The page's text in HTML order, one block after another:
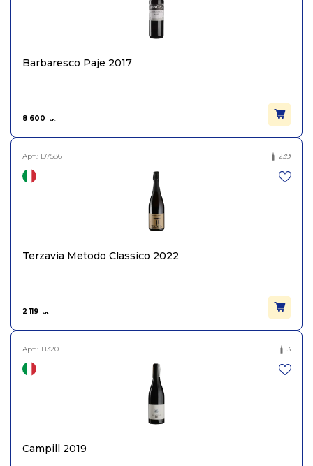
Barbaresco Paje 2017
8 600 грн.
Арт.: D7586 239
Terzavia Metodo Classico 2022
2 119 грн.
Арт.:T1320 3
Campill 2019